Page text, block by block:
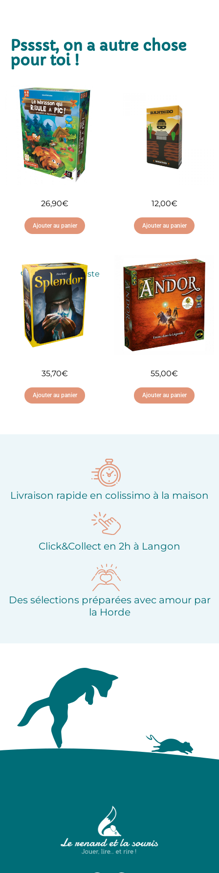
Psssst, on a autre chose
pour toi !
26,90€
Ajouter au panier
Ajouter à ma liste
d'envies
12,00€
Ajouter au panier
Ajouter à ma liste
d'envies
35,70€
Ajouter au panier
55,00€
Ajouter au panier
Livraison rapide en colissimo à la maison
Click&Collect en 2h à Langon
Des sélections préparées avec amour par
la Horde